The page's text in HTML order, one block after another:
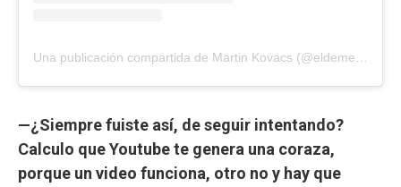
—¿Siempre fuiste así, de seguir intentando?
Calculo que Youtube te genera una coraza,
porque un video funciona, otro no y hay que